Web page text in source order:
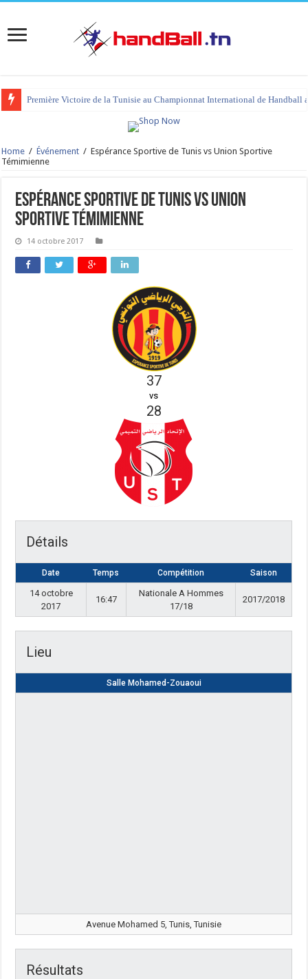
Première Victoire de la Tunisie au Championnat International de Handball
tournoi international Hammamet 2023 : programme et liste des joueurs
Home / Événement / Espérance Sportive de Tunis vs Union Sportive
Témimienne
Espérance Sportive de Tunis vs Union
Sportive Témimienne
14 octobre 2017
37
vs
28
Détails
Date Temps Compétition Saison
14 octobre
2017
16:47
Nationale A Hommes
17/18
2017/2018
Lieu
Salle Mohamed-Zouaoui
Avenue Mohamed 5, Tunis, Tunisie
Résultats